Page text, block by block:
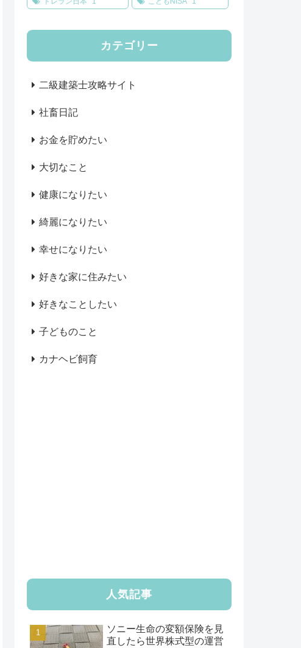
カテゴリー
二級建築士攻略サイト
社畜日記
お金を貯めたい
大切なこと
健康になりたい
綺麗になりたい
幸せになりたい
好きな家に住みたい
好きなことしたい
子どものこと
カナヘビ飼育
人気記事
ソニー生命の変額保険を見
直したら世界株式型の運営